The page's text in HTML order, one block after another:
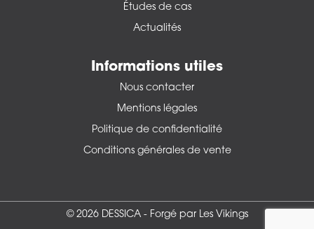
Études de cas
Actualités
Informations utiles
Nous contacter
Mentions légales
Politique de confidentialité
Conditions générales de vente
© 2026 DESSICA - Forgé par Les Vikings